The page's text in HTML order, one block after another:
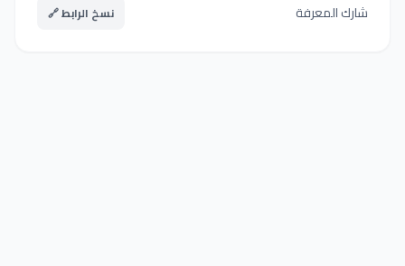
شارك المعرفة نسخ الرابط 🔗